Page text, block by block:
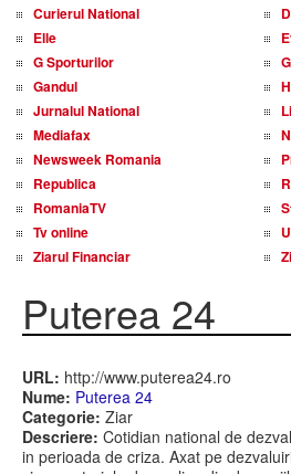
Curierul National
Elle
G Sporturilor
Gandul
Jurnalul National
Mediafax
Newsweek Romania
Republica
RomaniaTV
Tv online
Ziarul Financiar
Puterea 24
URL: http://www.puterea24.ro
Nume: Puterea 24
Categorie: Ziar
Descriere: Cotidian national de
in perioada de criza. Axat pe